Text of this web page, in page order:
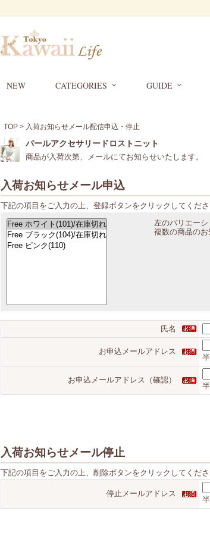
NEW CATEGORIES GUIDE
TOP > 入荷お知らせメール配信申込・停止
パールアクセサリードロストニット
商品が入荷次第、メールにてお知らせいたします。
入荷お知らせメール申込
下記の項目をご入力の上、登録ボタンをクリックしてくだ
左のバリエーシ
複数の商品のお
氏名
お申込メールアドレス
お申込メールアドレス（確認）
入荷お知らせメール停止
下記の項目をご入力の上、削除ボタンをクリックしてくだ
停止メールアドレス